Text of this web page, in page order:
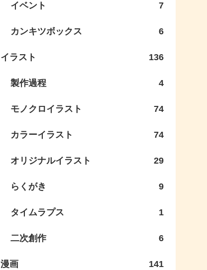
イベント 7
カンキツボックス 6
イラスト 136
製作過程 4
モノクロイラスト 74
カラーイラスト 74
オリジナルイラスト 29
らくがき 9
タイムラプス 1
二次創作 6
漫画 141